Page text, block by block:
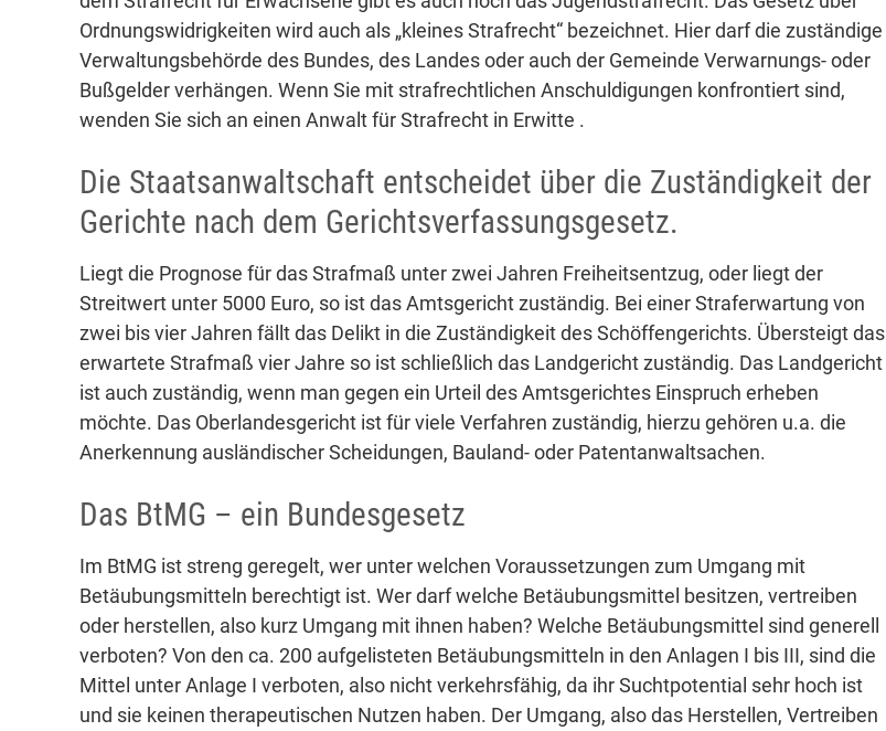
Ordnungswidrigkeiten wird auch als „kleines Strafrecht“ bezeichnet. Hier darf die zuständige
Verwaltungsbehörde des Bundes, des Landes oder auch der Gemeinde Verwarnungs- oder
Bußgelder verhängen. Wenn Sie mit strafrechtlichen Anschuldigungen konfrontiert sind,
wenden Sie sich an einen Anwalt für Strafrecht in Erwitte .
Die Staatsanwaltschaft entscheidet über die Zuständigkeit der
Gerichte nach dem Gerichtsverfassungsgesetz.
Liegt die Prognose für das Strafmaß unter zwei Jahren Freiheitsentzug, oder liegt der
Streitwert unter 5000 Euro, so ist das Amtsgericht zuständig. Bei einer Straferwartung von
zwei bis vier Jahren fällt das Delikt in die Zuständigkeit des Schöffengerichts. Übersteigt das
erwartete Strafmaß vier Jahre so ist schließlich das Landgericht zuständig. Das Landgericht
ist auch zuständig, wenn man gegen ein Urteil des Amtsgerichtes Einspruch erheben
möchte. Das Oberlandesgericht ist für viele Verfahren zuständig, hierzu gehören u.a. die
Anerkennung ausländischer Scheidungen, Bauland- oder Patentanwaltsachen.
Das BtMG – ein Bundesgesetz
Im BtMG ist streng geregelt, wer unter welchen Voraussetzungen zum Umgang mit
Betäubungsmitteln berechtigt ist. Wer darf welche Betäubungsmittel besitzen, vertreiben
oder herstellen, also kurz Umgang mit ihnen haben? Welche Betäubungsmittel sind generell
verboten? Von den ca. 200 aufgelisteten Betäubungsmitteln in den Anlagen I bis III, sind die
Mittel unter Anlage I verboten, also nicht verkehrsfähig, da ihr Suchtpotential sehr hoch ist
und sie keinen therapeutischen Nutzen haben. Der Umgang, also das Herstellen, Vertreiben